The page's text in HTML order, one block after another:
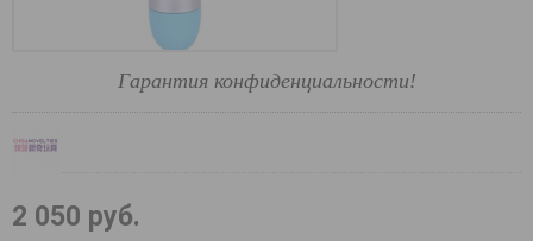
Гарантия конфиденциальности!
2 050 руб.